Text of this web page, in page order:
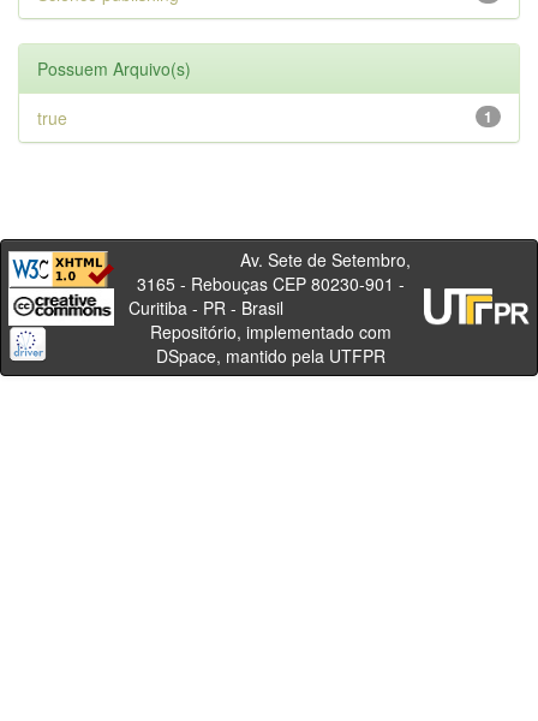
Possuem Arquivo(s)
1
true
Av. Sete de Setembro,
3165 - Rebouças CEP 80230-901 -
Curitiba - PR - Brasil
Repositório, implementado com
DSpace, mantido pela UTFPR